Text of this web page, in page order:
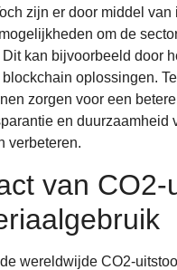
zijn er door middel van
om de
kan bijvoorbeeld door
oplossingen.
zorgen voor een
en duurzaamheid
verbeteren.
van CO2-
wereldwijde CO2-